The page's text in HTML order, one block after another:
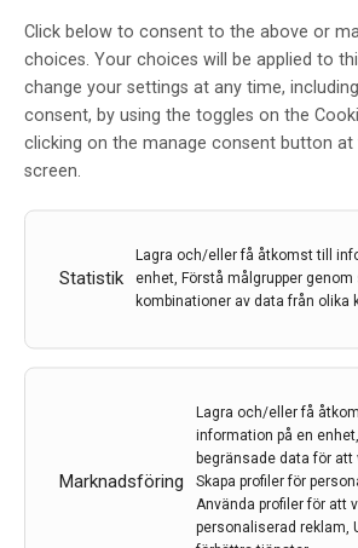
Click below to consent to the above or
choices. Your choices will be applied to
change your settings at any time,
consent, by using the toggles on the
clicking on the manage consent button
screen.
Statistik
Lagra och/eller få åtkomst till
enhet, Förstå målgrupper
kombinationer av data från olika
Marknadsföring
Lagra och/eller få
information på en
begränsade data för att
Skapa profiler för
Använda profiler för att
personaliserad reklam,
The International Congress of
postpandemikongress på plats, men
denna gång i Köpenhamn och Bella
belägen för alla skandinaver. På plats
som här bidrar med en kondenserad